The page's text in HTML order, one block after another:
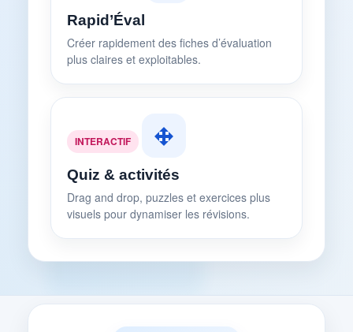
Rapid’Éval
Créer rapidement des fiches d’évaluation
plus claires et exploitables.
INTERACTIF
Quiz & activités
Drag and drop, puzzles et exercices plus
visuels pour dynamiser les révisions.